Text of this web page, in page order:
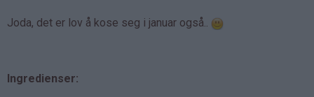
Joda, det er lov å kose seg i januar også..
Ingredienser: